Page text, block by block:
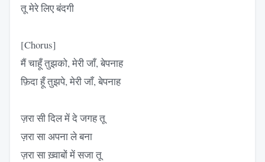
तू मेरे लिए बंदगी
[Chorus]
मैं चाहूँ तुझको, मेरी जाँ, बेपनाह
फ़िदा हूँ तुझपे, मेरी जाँ, बेपनाह
ज़रा सी दिल में दे जगह तू
ज़रा सा अपना ले बना
ज़रा सा ख़्वाबों में सजा तू